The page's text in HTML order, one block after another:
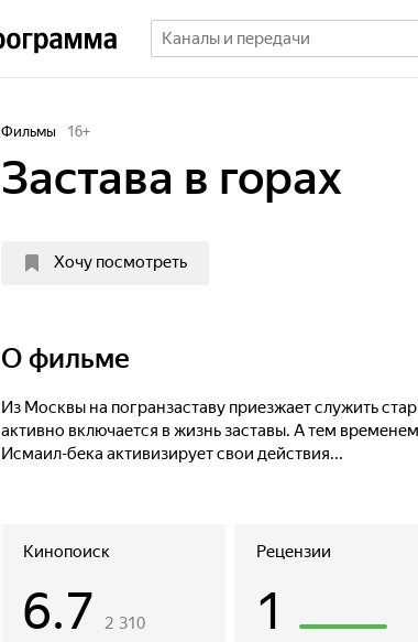
Фильмы 16+
Застава в горах
Хочу посмотреть
О фильме
Из Москвы на погранзаставу приезжает служить
активно включается в жизнь заставы. А тем
Исмаил-бека активизирует свои действия...
Кинопоиск
6.7 2 310
Рецензии
1